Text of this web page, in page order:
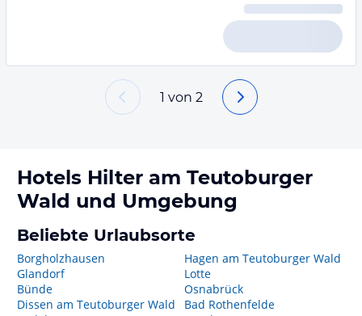
1 von 2
Hotels Hilter am Teutoburger
Wald und Umgebung
Beliebte Urlaubsorte
Borgholzhausen
Glandorf
Bünde
Dissen am Teutoburger Wald
Hagen am Teutoburger Wald
Lotte
Osnabrück
Bad Rothenfelde